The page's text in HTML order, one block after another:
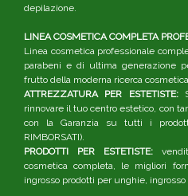
depilazione.
LINEA COSMETICA COMPLETA
Linea cosmetica professionale
parabeni e di ultima generazione
frutto della moderna ricerca
ATTREZZATURA PER ESTETISTE:
rinnovare il tuo centro estetico, con
con la Garanzia su tutti i
RIMBORSATI).
PRODOTTI PER ESTETISTE:
cosmetica completa, le migliori
ingrosso prodotti per unghie,